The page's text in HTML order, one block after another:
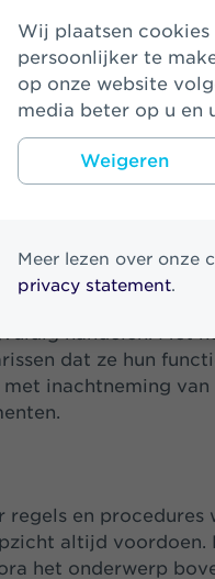
Wij plaatsen cookies om uw bezoek op onze website makkelijker en
persoonlijker te
op onze website
media beter op u en
Weigeren
Meer lezen over onze
privacy statement.
procedures
kunnen hun eigen
van Athora en
af te leggen. De
handelen. Met
dat ze hun
inachtneming
en procedures
altijd voordoen.
het onderwerp